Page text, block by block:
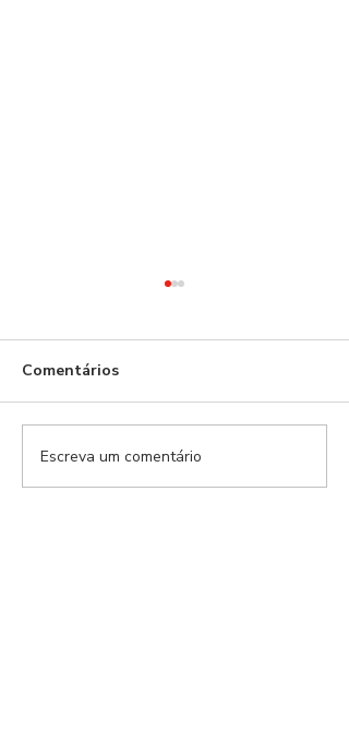
Modalidades Benfica |
EP.159
Comentários
Escreva um comentário